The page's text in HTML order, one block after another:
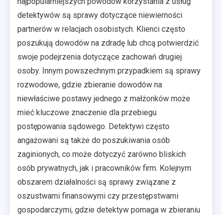
detektywów są sprawy dotyczące niewierności
partnerów w relacjach osobistych. Klienci często
poszukują dowodów na zdradę lub chcą potwierdzić
swoje podejrzenia dotyczące zachowań drugiej
osoby. Innym powszechnym przypadkiem są sprawy
rozwodowe, gdzie zbieranie dowodów na
niewłaściwe postawy jednego z małżonków może
mieć kluczowe znaczenie dla przebiegu
postępowania sądowego. Detektywi często
angażowani są także do poszukiwania osób
zaginionych, co może dotyczyć zarówno bliskich
osób prywatnych, jak i pracowników firm. Kolejnym
obszarem działalności są sprawy związane z
oszustwami finansowymi czy przestępstwami
gospodarczymi, gdzie detektyw pomaga w zbieraniu